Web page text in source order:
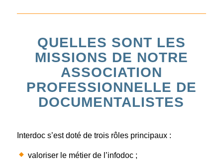
QUELLES SONT LES
MISSIONS DE NOTRE
ASSOCIATION
PROFESSIONNELLE DE
DOCUMENTALISTES
Interdoc s’est doté de trois rôles principaux :
valoriser le métier de l’infodoc ;